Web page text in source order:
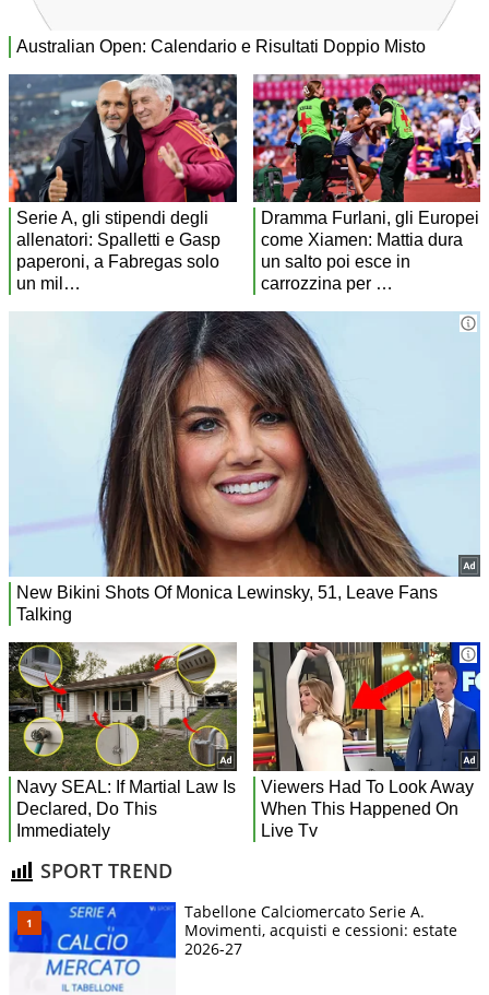
SPORT TREND
Tabellone Calciomercato Serie A.
Movimenti, acquisti e cessioni: estate
2026-27